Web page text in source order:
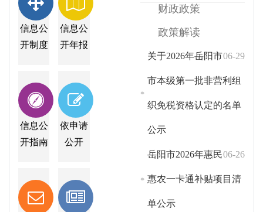
信息公
开制度
信息公
开年报
信息公
开指南
依申请
公开
财政政策
政策解读
06-29
关于2026年岳阳市
市本级第一批非营利组
织免税资格认定的名单
公示
06-26
岳阳市2026年惠民
惠农一卡通补贴项目清
单公示